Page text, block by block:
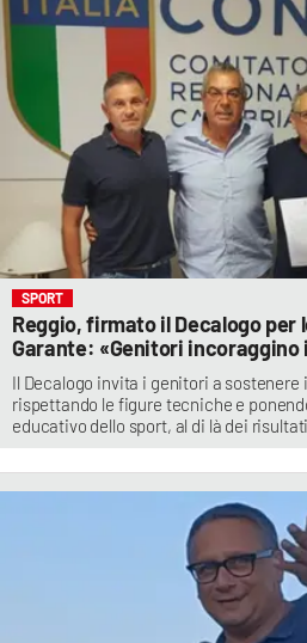
SPORT
Reggio, firmato il Decalogo per
Garante: «Genitori incoraggino
Il Decalogo invita i genitori a sostenere
rispettando le figure tecniche e
educativo dello sport, al di là dei